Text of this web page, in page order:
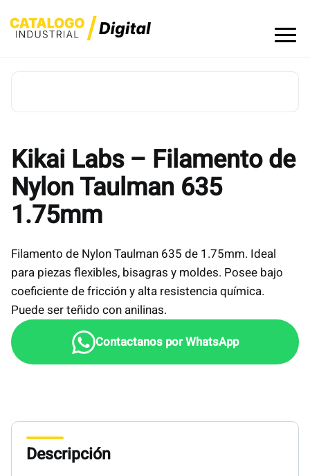
to
Kikai Labs – Filamento de
Nylon Taulman 635
1.75mm
Filamento de Nylon Taulman 635 de 1.75mm. Ideal
para piezas flexibles, bisagras y moldes. Posee bajo
coeficiente de fricción y alta resistencia química.
Puede ser teñido con anilinas.
Descripción